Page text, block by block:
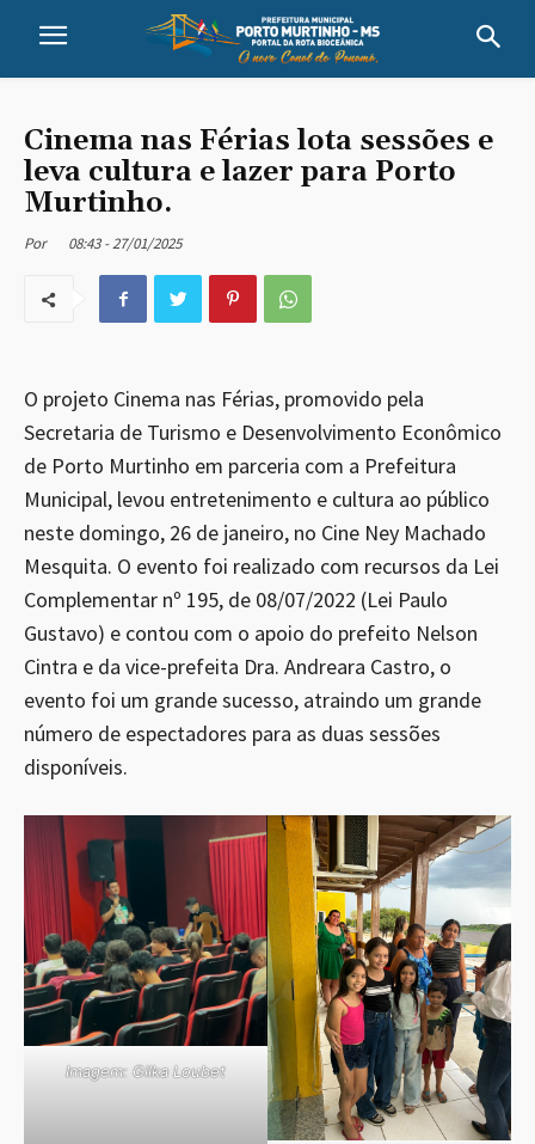
Cinema nas Férias lota sessões e
leva cultura e lazer para Porto
Murtinho.
Por 08:43 - 27/01/2025
O projeto Cinema nas Férias, promovido pela
Secretaria de Turismo e Desenvolvimento Econômico
de Porto Murtinho em parceria com a Prefeitura
Municipal, levou entretenimento e cultura ao público
neste domingo, 26 de janeiro, no Cine Ney Machado
Mesquita. O evento foi realizado com recursos da Lei
Complementar nº 195, de 08/07/2022 (Lei Paulo
Gustavo) e contou com o apoio do prefeito Nelson
Cintra e da vice-prefeita Dra. Andreara Castro, o
evento foi um grande sucesso, atraindo um grande
número de espectadores para as duas sessões
disponíveis.
Imagem: Gilka Loubet